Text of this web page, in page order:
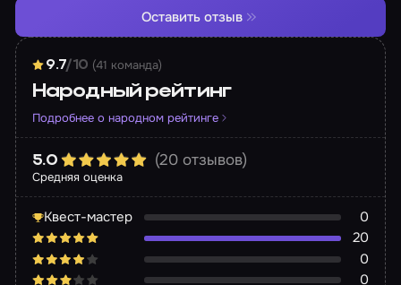
9.7/10 (41 команда)
Народный рейтинг
Подробнее о народном рейтинге
Средняя оценка
5.0 (20 отзывов)
Квест-мастер
0
20
0
0
Оставить отзыв